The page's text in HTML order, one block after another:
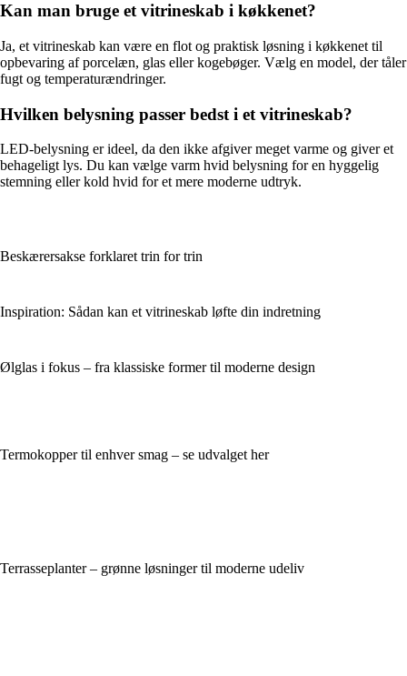
Kan man bruge et vitrineskab i køkkenet?
Ja, et vitrineskab kan være en flot og praktisk løsning i køkkenet til
opbevaring af porcelæn, glas eller kogebøger. Vælg en model, der tåler
fugt og temperaturændringer.
Hvilken belysning passer bedst i et vitrineskab?
LED-belysning er ideel, da den ikke afgiver meget varme og giver et
behageligt lys. Du kan vælge varm hvid belysning for en hyggelig
stemning eller kold hvid for et mere moderne udtryk.
Beskærersakse forklaret trin for trin
Inspiration: Sådan kan et vitrineskab løfte din indretning
Ølglas i fokus – fra klassiske former til moderne design
Termokopper til enhver smag – se udvalget her
Terrasseplanter – grønne løsninger til moderne udeliv